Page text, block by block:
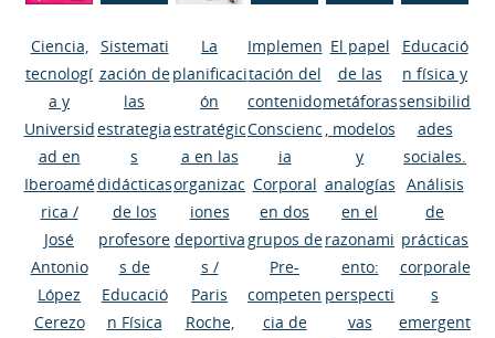
Ciencia,
tecnologí
a y
Universid
ad en
Iberoamé
rica /
José
Antonio
López
Cerezo
Sistemati
zación de
las
estrategia
s
didácticas
de los
profesore
s de
Educació
n Física
La
planificaci
ón
estratégic
a en las
organizac
iones
deportiva
s /
Paris
Roche,
Implemen
tación del
contenido
Conscienc
ia
Corporal
en dos
grupos de
Pre-
competen
cia de
El papel
de las
metáforas
, modelos
y
analogías
en el
razonami
ento:
perspecti
vas
Educació
n física y
sensibilid
ades
sociales.
Análisis
de
prácticas
corporale
s
emergent